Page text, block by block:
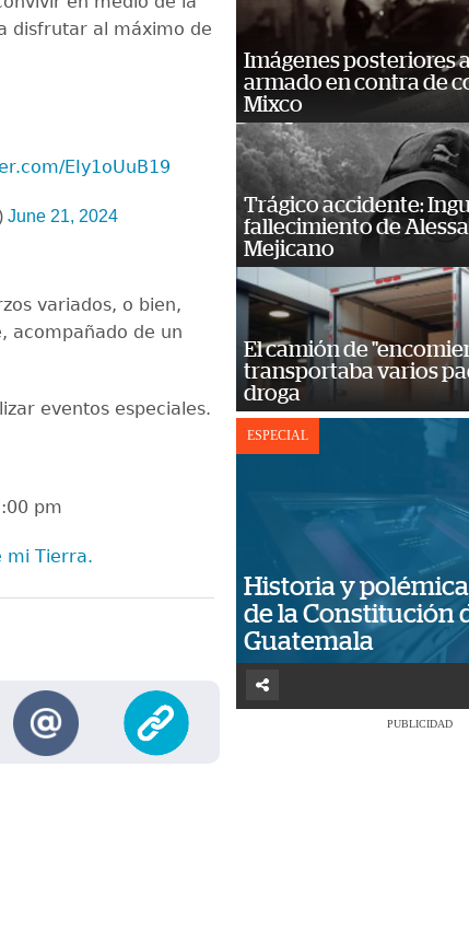
disfrutar al máximo de
EIy1oUuB19
June 21, 2024
variados, o bien,
acompañado de un
eventos especiales.
pm
mi Tierra.
Imágenes posteriores
armado en contra de
Mixco
Trágico accidente:
fallecimiento de
Mejicano
El camión de
transportaba varios
droga
ESPECIAL
Historia y
de la Constitución
Guatemala
PUBLICIDAD